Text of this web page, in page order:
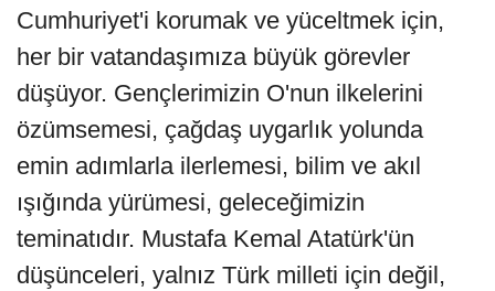
Cumhuriyet'i korumak ve yüceltmek için,
her bir vatandaşımıza büyük görevler
düşüyor. Gençlerimizin O'nun ilkelerini
özümsemesi, çağdaş uygarlık yolunda
emin adımlarla ilerlemesi, bilim ve akıl
ışığında yürümesi, geleceğimizin
teminatıdır. Mustafa Kemal Atatürk'ün
düşünceleri, yalnız Türk milleti için değil,